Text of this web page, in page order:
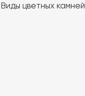
Виды цветных камней